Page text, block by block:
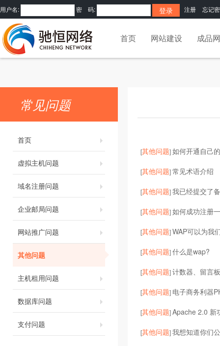
用户名: 密 码: 注册 忘记
首页 网站建设 成品
常见问题
首页
虚拟主机问题
域名注册问题
企业邮局问题
网站推广问题
其他问题
主机租用问题
数据库问题
支付问题
[其他问题]如何开通自己
[其他问题]常见术语介绍
[其他问题]我已经提交了
[其他问题]如何成功注册
[其他问题]WAP可以为我
[其他问题]什么是wap?
[其他问题]计数器、留言
[其他问题] 电子商务利器
[其他问题]Apache 2.0 新
[其他问题]我想知道你们